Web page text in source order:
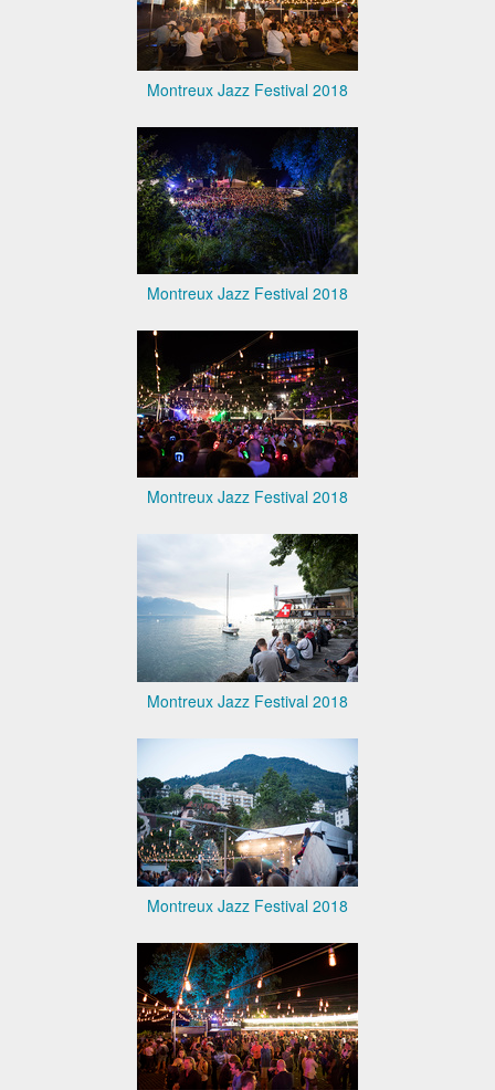
Montreux Jazz Festival 2018
Montreux Jazz Festival 2018
Montreux Jazz Festival 2018
Montreux Jazz Festival 2018
Montreux Jazz Festival 2018